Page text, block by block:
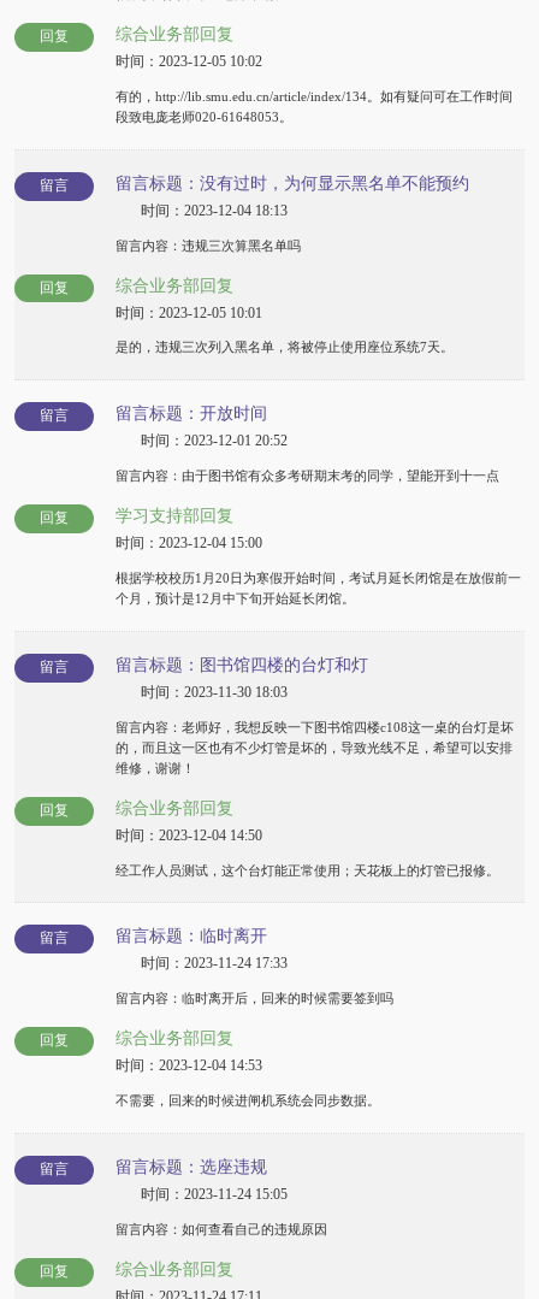
回复 综合业务部回复
时间：2023-12-05 10:02
有的，http://lib.smu.edu.cn/article/index/134。如有疑问可在工作时间
段致电庞老师020-61648053。
留言 留言标题：没有过时，为何显示黑名单不能预约
时间：2023-12-04 18:13
留言内容：违规三次算黑名单吗
回复 综合业务部回复
时间：2023-12-05 10:01
是的，违规三次列入黑名单，将被停止使用座位系统7天。
留言 留言标题：开放时间
时间：2023-12-01 20:52
留言内容：由于图书馆有众多考研期末考的同学，望能开到十一点
回复 学习支持部回复
时间：2023-12-04 15:00
根据学校校历1月20日为寒假开始时间，考试月延长闭馆是在放假前一
个月，预计是12月中下旬开始延长闭馆。
留言 留言标题：图书馆四楼的台灯和灯
时间：2023-11-30 18:03
留言内容：老师好，我想反映一下图书馆四楼c108这一桌的台灯是坏
的，而且这一区也有不少灯管是坏的，导致光线不足，希望可以安排
维修，谢谢！
回复 综合业务部回复
时间：2023-12-04 14:50
经工作人员测试，这个台灯能正常使用；天花板上的灯管已报修。
留言 留言标题：临时离开
时间：2023-11-24 17:33
留言内容：临时离开后，回来的时候需要签到吗
回复 综合业务部回复
时间：2023-12-04 14:53
不需要，回来的时候进闸机系统会同步数据。
留言 留言标题：选座违规
时间：2023-11-24 15:05
留言内容：如何查看自己的违规原因
回复 综合业务部回复